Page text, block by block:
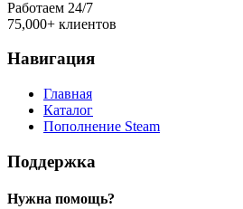
Работаем 24/7
75,000+ клиентов
Навигация
Главная
Каталог
Пополнение Steam
Поддержка
Нужна помощь?